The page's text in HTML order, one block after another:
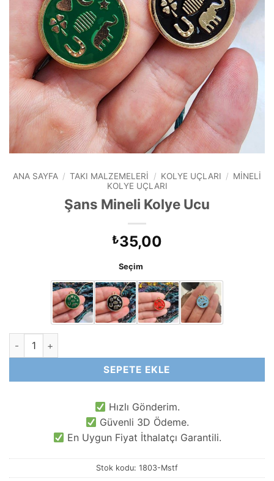
ANA SAYFA / TAKI MALZEMELERI / KOLYE UÇLARI / MINELI
KOLYE UÇLARI
Şans Mineli Kolye Ucu
₺35,00
Seçim
Şans Mineli Kolye Ucu adet
SEPETE EKLE
Hızlı Gönderim.
Güvenli 3D Ödeme.
En Uygun Fiyat İthalatçı Garantili.
Stok kodu: 1803-Mstf